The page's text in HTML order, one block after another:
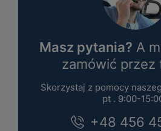
Masz pytania? A
zamówić przez
Skorzystaj z pomocy
pt . 9:00-
+48 456